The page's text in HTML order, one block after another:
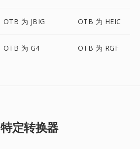
OTB 为 JBIG OTB 为 HEIC
OTB 为 G4 OTB 为 RGF
特定转换器